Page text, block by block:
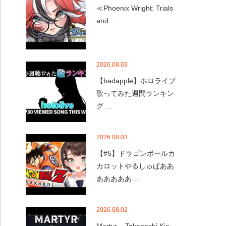
≪Phoenix Wright: Trials
and …
2026.08.03
【badapple】ホロライブ
歌ってみた週間ランキン
グ …
2026.08.03
【#5】ドラゴンボールカ
カロットやるしゅばああ
あああああ…
2026.08.02